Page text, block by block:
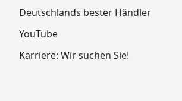
Deutschlands bester Händler
YouTube
Karriere: Wir suchen Sie!